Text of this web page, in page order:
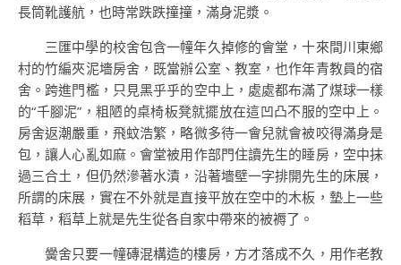
長筒靴護航，也時常跌跌撞撞，滿身泥漿。
三匯中學的校舍包含一幢年久掉修的會堂，十來間川東鄉
村的竹編夾泥墻房舍，既當辦公室、教室，也作年青教員的宿
舍。跨進門檻，只見黑乎乎的空中上，處處都布滿了煤球一樣
的“千腳泥”，粗陋的桌椅板凳就擺放在這凹凸不服的空中上。
房舍返潮嚴重，飛蚊浩繁，略微多待一會兒就會被咬得滿身是
包，讓人心亂如麻。會堂被用作部門住讀先生的睡房，空中抹
過三合土，但仍然滲著水漬，沿著墻壁一字排開先生的床展，
所謂的床展，實在不外就是直接平放在空中的木板，墊上一些
稻草，稻草上就是先生從各自家中帶來的被褥了。
黌舍只要一幢磚混構造的樓房，方才落成不久，用作老教